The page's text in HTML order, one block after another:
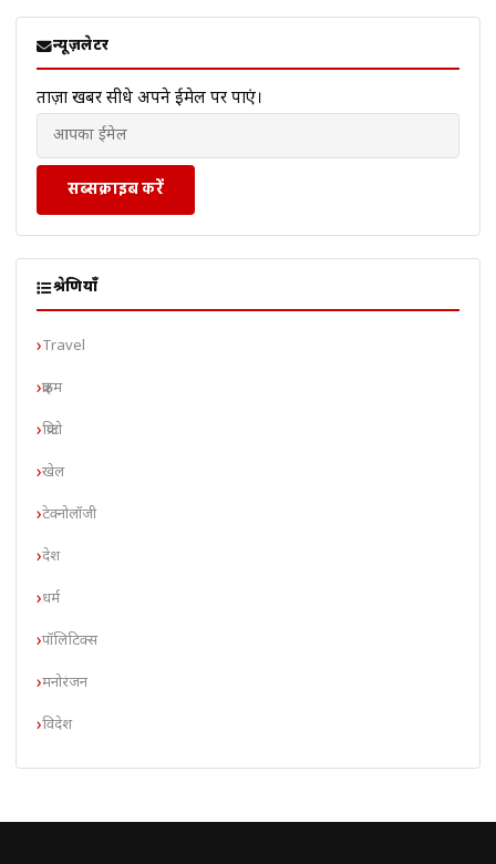
न्यूज़लेटर
ताज़ा खबरें सीधे अपने ईमेल पर पाएं।
सब्सक्राइब करें
श्रेणियाँ
Travel
क्राइम
क्रिप्टो
खेल
टेक्नोलॉजी
देश
धर्म
पॉलिटिक्स
मनोरंजन
विदेश